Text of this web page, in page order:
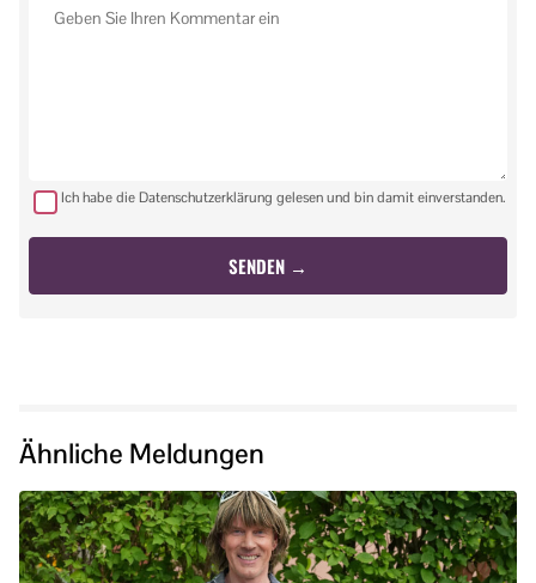
Ich habe die Datenschutzerklärung gelesen und bin damit einverstanden.
Ähnliche Meldungen